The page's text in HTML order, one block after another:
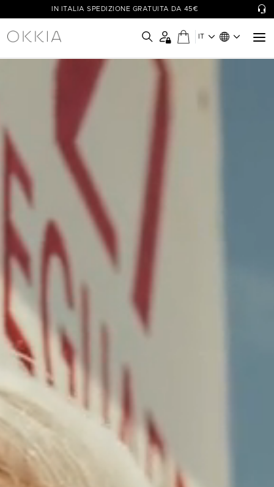
IN ITALIA SPEDIZIONE GRATUITA DA 45€
IT
OKKIA - Simply Wow!
ognuno, coniugando funzionalità a design unici e colori vivaci.